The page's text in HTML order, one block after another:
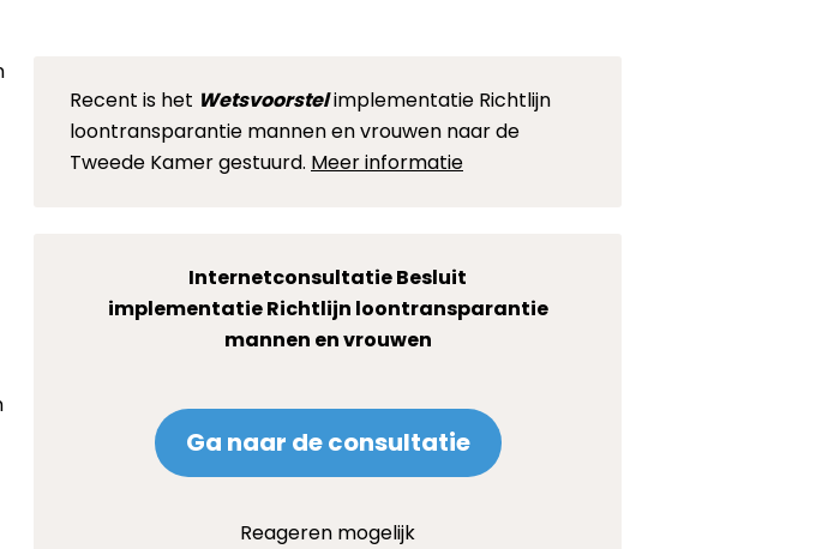
Recent is het Wetsvoorstelimplementatie Richtlijn
loontransparantie mannen en vrouwen naar de
Tweede Kamer gestuurd. Meer informatie
Internetconsultatie Besluit
implementatie Richtlijn loontransparantie
mannen en vrouwen
Ga naar de consultatie
Reageren mogelijk